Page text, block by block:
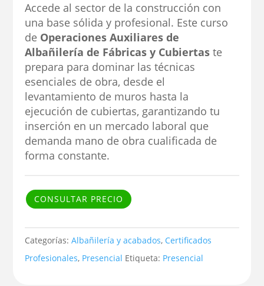
Accede al sector de la construcción con
una base sólida y profesional. Este curso
de Operaciones Auxiliares de
Albañilería de Fábricas y Cubiertas te
prepara para dominar las técnicas
esenciales de obra, desde el
levantamiento de muros hasta la
ejecución de cubiertas, garantizando tu
inserción en un mercado laboral que
demanda mano de obra cualificada de
forma constante.
CONSULTAR PRECIO
Categorías:Albañilería y acabados, Certificados
Profesionales, Presencial Etiqueta: Presencial